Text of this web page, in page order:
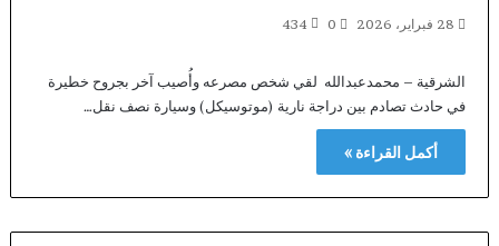
28 فبراير، 2026 0
434
الشرقية – محمدعبدالله لقي شخص مصرعه وأُصيب آخر بجروح خطيرة
في حادث تصادم بين دراجة نارية (موتوسيكل) وسيارة نصف نقل…
أكمل القراءة »